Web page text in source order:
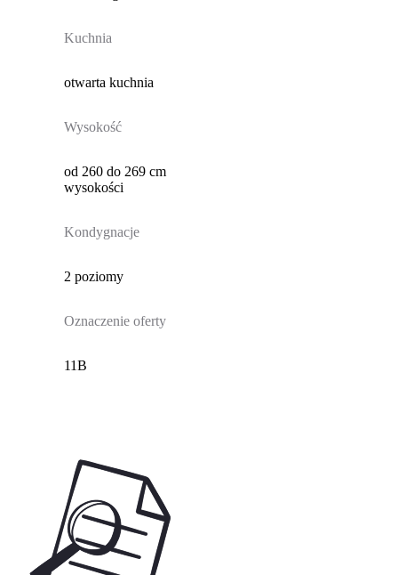
Kuchnia
otwarta kuchnia
Wysokość
od 260 do 269 cm
wysokości
Kondygnacje
2 poziomy
Oznaczenie oferty
11B